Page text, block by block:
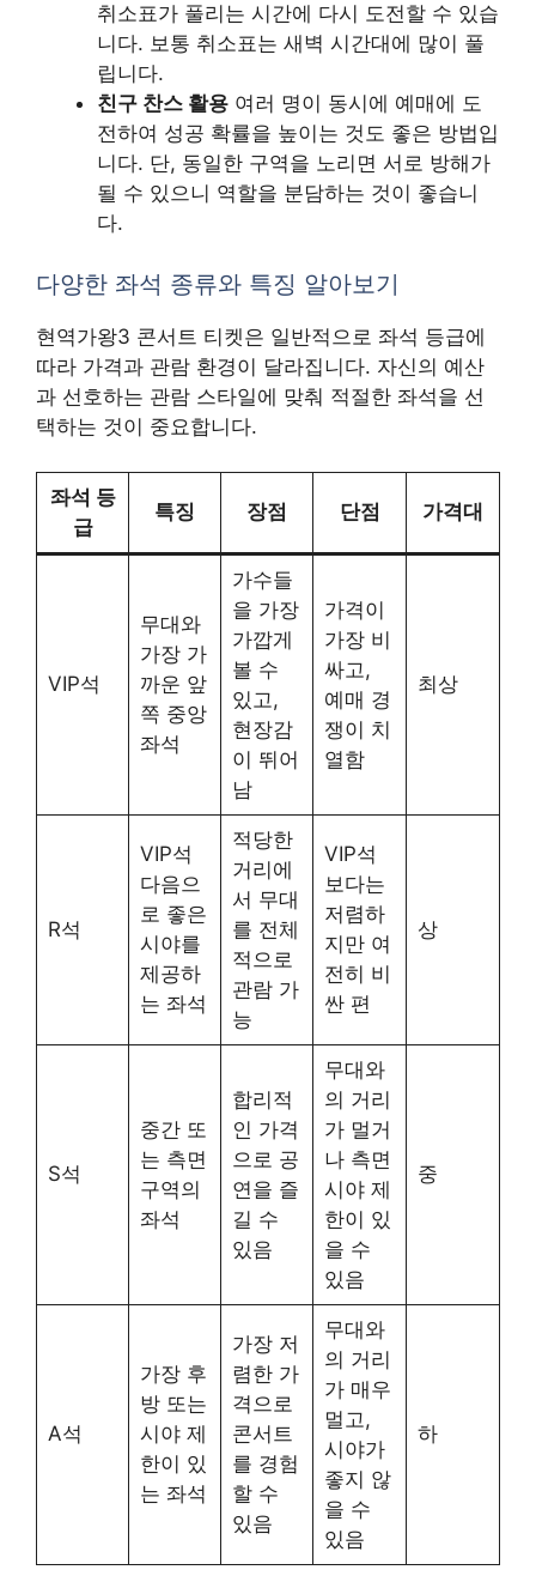
취소표가 풀리는 시간에 다시 도전할 수 있습
니다. 보통 취소표는 새벽 시간대에 많이 풀
립니다.
친구 찬스 활용 여러 명이 동시에 예매에 도
전하여 성공 확률을 높이는 것도 좋은 방법입
니다. 단, 동일한 구역을 노리면 서로 방해가
될 수 있으니 역할을 분담하는 것이 좋습니
다.
다양한 좌석 종류와 특징 알아보기
현역가왕3 콘서트 티켓은 일반적으로 좌석 등급에
따라 가격과 관람 환경이 달라집니다. 자신의 예산
과 선호하는 관람 스타일에 맞춰 적절한 좌석을 선
택하는 것이 중요합니다.
좌석 등
급
특징 장점 단점 가격대
VIP석
무대와
가장 가
까운 앞
쪽 중앙
좌석
가수들
을 가장
가깝게
볼 수
있고,
현장감
이 뛰어
남
가격이
가장 비
싸고,
예매 경
쟁이 치
열함
최상
R석
VIP석
다음으
로 좋은
시야를
제공하
는 좌석
적당한
거리에
서 무대
를 전체
적으로
관람 가
능
VIP석
보다는
저렴하
지만 여
전히 비
싼 편
상
S석
중간 또
는 측면
구역의
좌석
합리적
인 가격
으로 공
연을 즐
길 수
있음
무대와
의 거리
가 멀거
나 측면
시야 제
한이 있
을 수
있음
중
A석
가장 후
방 또는
시야 제
한이 있
는 좌석
가장 저
렴한 가
격으로
콘서트
를 경험
할 수
있음
무대와
의 거리
가 매우
멀고,
시야가
좋지 않
을 수
있음
하